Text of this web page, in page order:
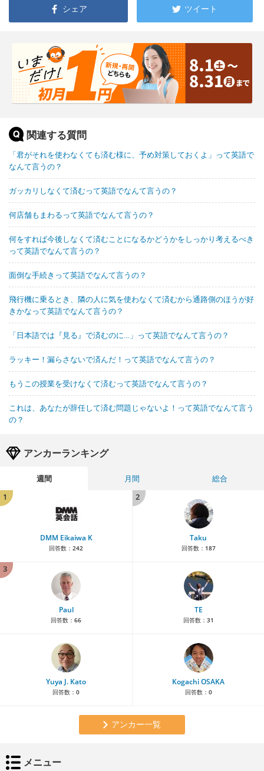
シェア ツイート
関連する質問
「君がそれを使わなくても済む様に、予め対策しておくよ」って英語で
なんて言うの？
ガッカリしなくて済むって英語でなんて言うの？
何店舗もまわるって英語でなんて言うの？
何をすれば今後しなくて済むことになるかどうかをしっかり考えるべき
って英語でなんて言うの？
面倒な手続きって英語でなんて言うの？
飛行機に乗るとき、隣の人に気を使わなくて済むから通路側のほうが好
きかなって英語でなんて言うの？
「日本語では『見る』で済むのに…」って英語でなんて言うの？
ラッキー！漏らさないで済んだ！って英語でなんて言うの？
もうこの授業を受けなくて済むって英語でなんて言うの？
これは、あなたが辞任して済む問題じゃないよ！って英語でなんて言う
の？
アンカーランキング
週間 月間
総合
1
DMM Eikaiwa K
回答数： 242
2
Taku
回答数： 187
3
Paul
回答数： 66
TE
回答数： 31
Yuya J. Kato
回答数： 0
Kogachi OSAKA
回答数： 0
アンカー一覧
メニュー